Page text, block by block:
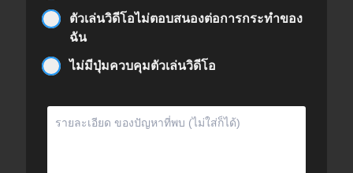
ตัวเล่นวิดีโอไม่ตอบสนองต่อการกระทำของ
ฉัน
ไม่มีปุ่มควบคุมตัวเล่นวิดีโอ